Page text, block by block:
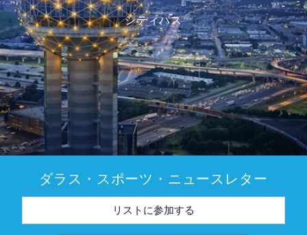
シティパス
ダラス・スポーツ・ニュースレター
メ
ル